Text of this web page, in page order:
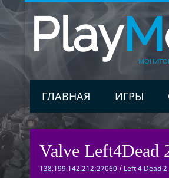
PlayM
ГЛАВНАЯ ИГРЫ
Valve Left4Dead
138.199.142.212:27060 / Left 4 Dead 2